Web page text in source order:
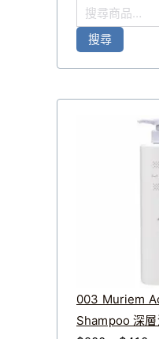
搜
尋
搜尋
003 Muriem
Shampoo 深